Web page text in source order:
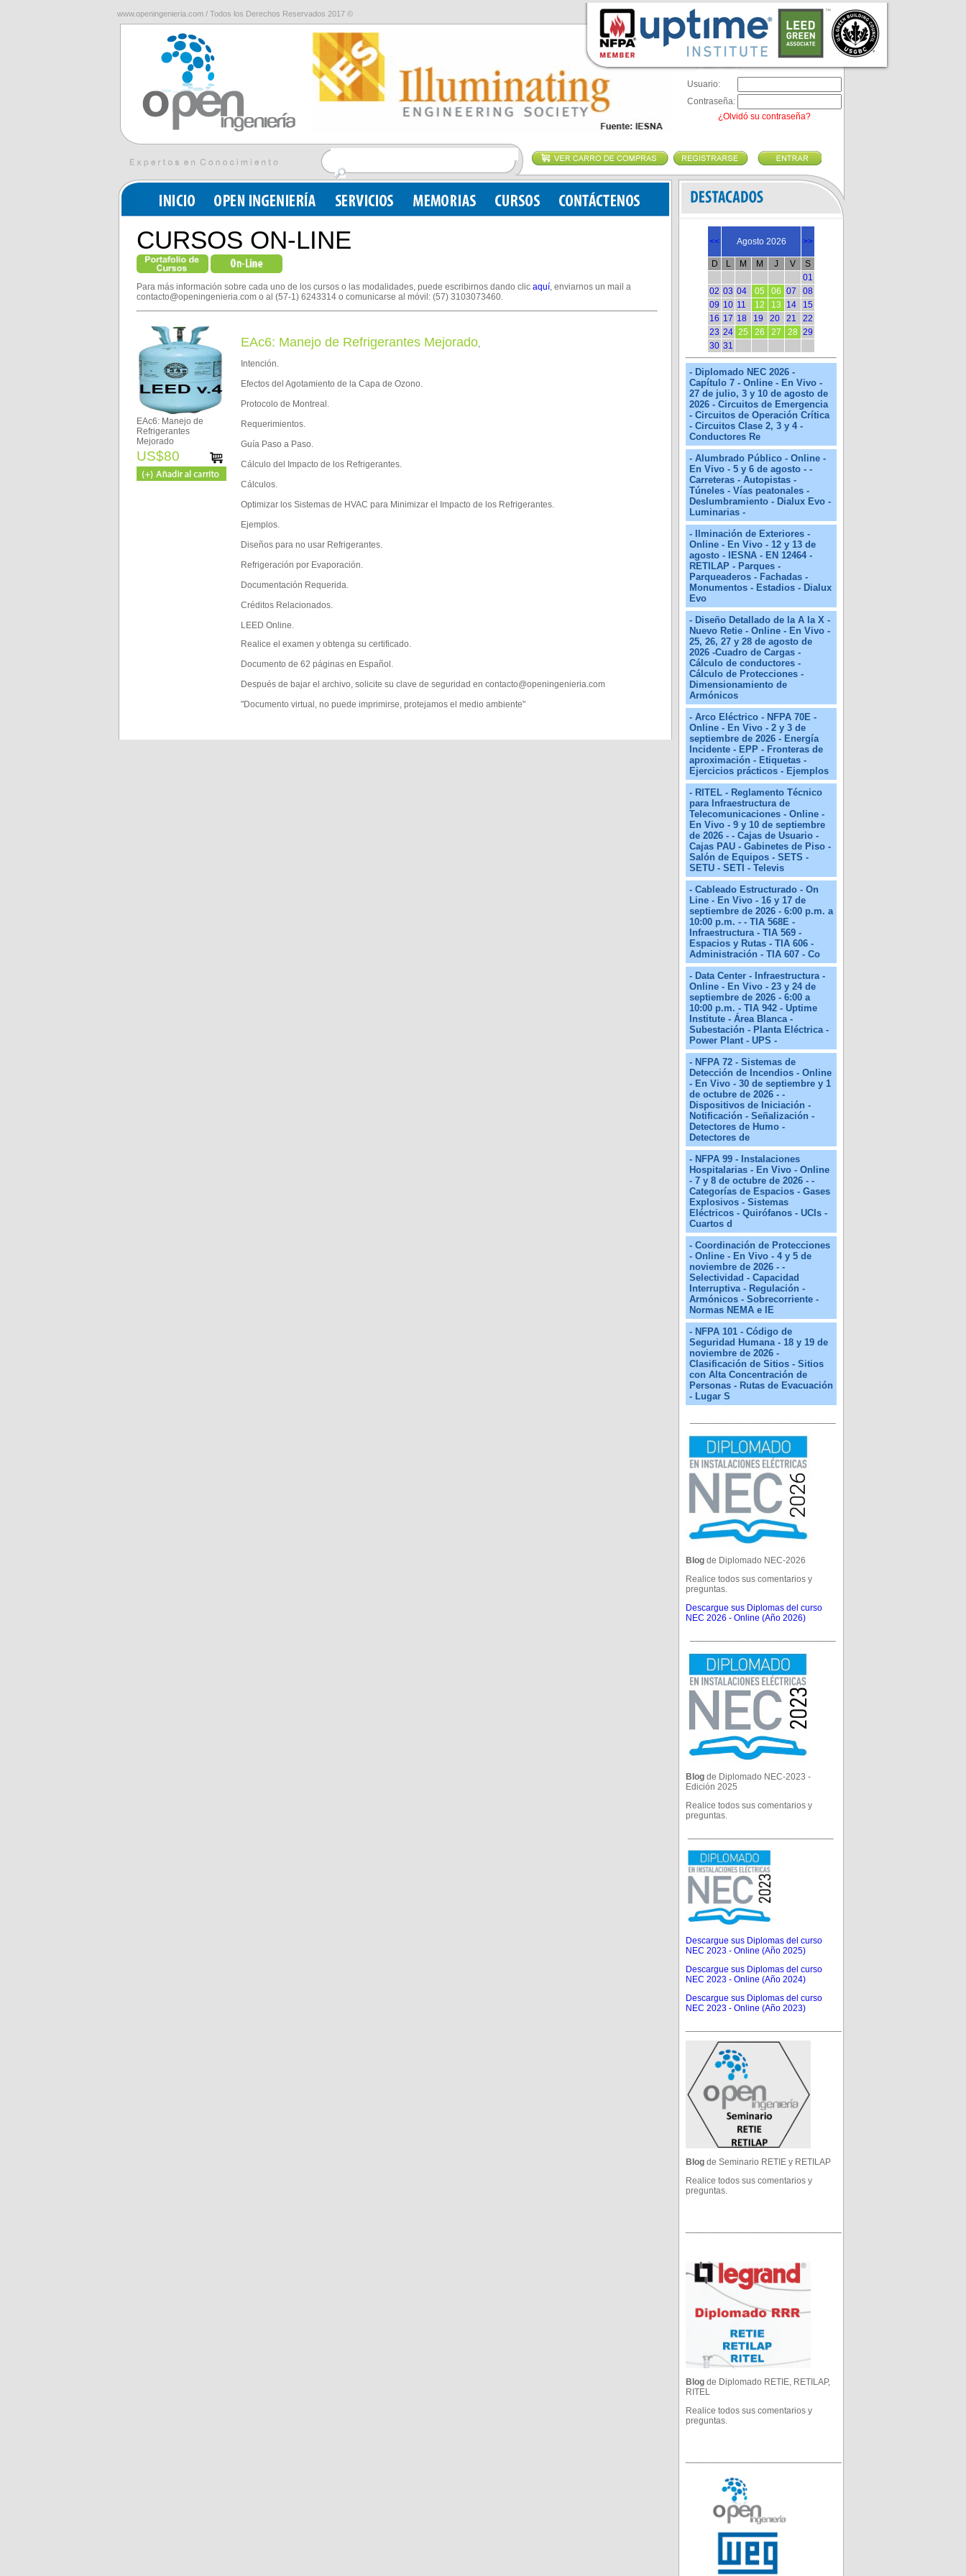
www.openingenieria.com / Todos los Derechos Reservados 2017 ©
Usuario:
Contraseña:
¿Olvidó su contraseña?
CURSOS ON-LINE
Para más información sobre cada uno de los cursos o las modalidades, puede escribirnos dando clic aquí, enviarnos un mail a
contacto@openingenieria.com o al (57-1) 6243314 o comunicarse al móvil: (57) 3103073460.
EAc6: Manejo de
Refrigerantes
Mejorado
US$80
EAc6: Manejo de Refrigerantes Mejorado,
Intención.
Efectos del Agotamiento de la Capa de Ozono.
Protocolo de Montreal.
Requerimientos.
Guía Paso a Paso.
Cálculo del Impacto de los Refrigerantes.
Cálculos.
Optimizar los Sistemas de HVAC para Minimizar el Impacto de los Refrigerantes.
Ejemplos.
Diseños para no usar Refrigerantes.
Refrigeración por Evaporación.
Documentación Requerida.
Créditos Relacionados.
LEED Online.
Realice el examen y obtenga su certificado.
Documento de 62 páginas en Español.
Después de bajar el archivo, solicite su clave de seguridad en contacto@openingenieria.com
"Documento virtual, no puede imprimirse, protejamos el medio ambiente"
<< Agosto 2026 >>
D L M M J V
S
01
02 03 04 05 06 07
08
09 10 11 12 13 14
15
16 17 18 19 20 21
22
23 24 25 26 27 28 29
30 31
- Diplomado NEC 2026 -
Capítulo 7 - Online - En Vivo -
27 de julio, 3 y 10 de agosto de
2026 - Circuitos de Emergencia
- Circuitos de Operación Crítica
- Circuitos Clase 2, 3 y 4 -
Conductores Re
- Alumbrado Público - Online -
En Vivo - 5 y 6 de agosto - -
Carreteras - Autopistas -
Túneles - Vías peatonales -
Deslumbramiento - Dialux Evo -
Luminarias -
- Ilminación de Exteriores -
Online - En Vivo - 12 y 13 de
agosto - IESNA - EN 12464 -
RETILAP - Parques -
Parqueaderos - Fachadas -
Monumentos - Estadios - Dialux
Evo
- Diseño Detallado de la A la X -
Nuevo Retie - Online - En Vivo -
25, 26, 27 y 28 de agosto de
2026 -Cuadro de Cargas -
Cálculo de conductores -
Cálculo de Protecciones -
Dimensionamiento de
Armónicos
- Arco Eléctrico - NFPA 70E -
Online - En Vivo - 2 y 3 de
septiembre de 2026 - Energía
Incidente - EPP - Fronteras de
aproximación - Etiquetas -
Ejercicios prácticos - Ejemplos
- RITEL - Reglamento Técnico
para Infraestructura de
Telecomunicaciones - Online -
En Vivo - 9 y 10 de septiembre
de 2026 - - Cajas de Usuario -
Cajas PAU - Gabinetes de Piso -
Salón de Equipos - SETS -
SETU - SETI - Televis
- Cableado Estructurado - On
Line - En Vivo - 16 y 17 de
septiembre de 2026 - 6:00 p.m. a
10:00 p.m. - - TIA 568E -
Infraestructura - TIA 569 -
Espacios y Rutas - TIA 606 -
Administración - TIA 607 - Co
- Data Center - Infraestructura -
Online - En Vivo - 23 y 24 de
septiembre de 2026 - 6:00 a
10:00 p.m. - TIA 942 - Uptime
Institute - Área Blanca -
Subestación - Planta Eléctrica -
Power Plant - UPS -
- NFPA 72 - Sistemas de
Detección de Incendios - Online
- En Vivo - 30 de septiembre y 1
de octubre de 2026 - -
Dispositivos de Iniciación -
Notificación - Señalización -
Detectores de Humo -
Detectores de
- NFPA 99 - Instalaciones
Hospitalarias - En Vivo - Online
- 7 y 8 de octubre de 2026 - -
Categorías de Espacios - Gases
Explosivos - Sistemas
Eléctricos - Quirófanos - UCIs -
Cuartos d
- Coordinación de Protecciones
- Online - En Vivo - 4 y 5 de
noviembre de 2026 - -
Selectividad - Capacidad
Interruptiva - Regulación -
Armónicos - Sobrecorriente -
Normas NEMA e IE
- NFPA 101 - Código de
Seguridad Humana - 18 y 19 de
noviembre de 2026 -
Clasificación de Sitios - Sitios
con Alta Concentración de
Personas - Rutas de Evacuación
- Lugar S
Blog de Diplomado NEC-2026
Realice todos sus comentarios y
preguntas.
Descargue sus Diplomas del curso
NEC 2026 - Online (Año 2026)
Blog de Diplomado NEC-2023 -
Edición 2025
Realice todos sus comentarios y
preguntas.
Descargue sus Diplomas del curso
NEC 2023 - Online (Año 2025)
Descargue sus Diplomas del curso
NEC 2023 - Online (Año 2024)
Descargue sus Diplomas del curso
NEC 2023 - Online (Año 2023)
Blog de Seminario RETIE y RETILAP
Realice todos sus comentarios y
preguntas.
Blog de Diplomado RETIE, RETILAP,
RITEL
Realice todos sus comentarios y
preguntas.